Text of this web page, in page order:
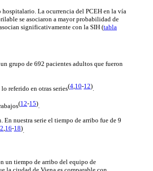
La ocurrencia del PCEH en la vía
se asociaron a mayor probabilidad de
significativamente con la SIH (tabla
grupo de 692 pacientes adultos que fueron
referido en otras series(4,10-12).
(12-15).
nuestra serie el tiempo de arribo fue de 9
,16-18).
un tiempo de arribo del equipo de